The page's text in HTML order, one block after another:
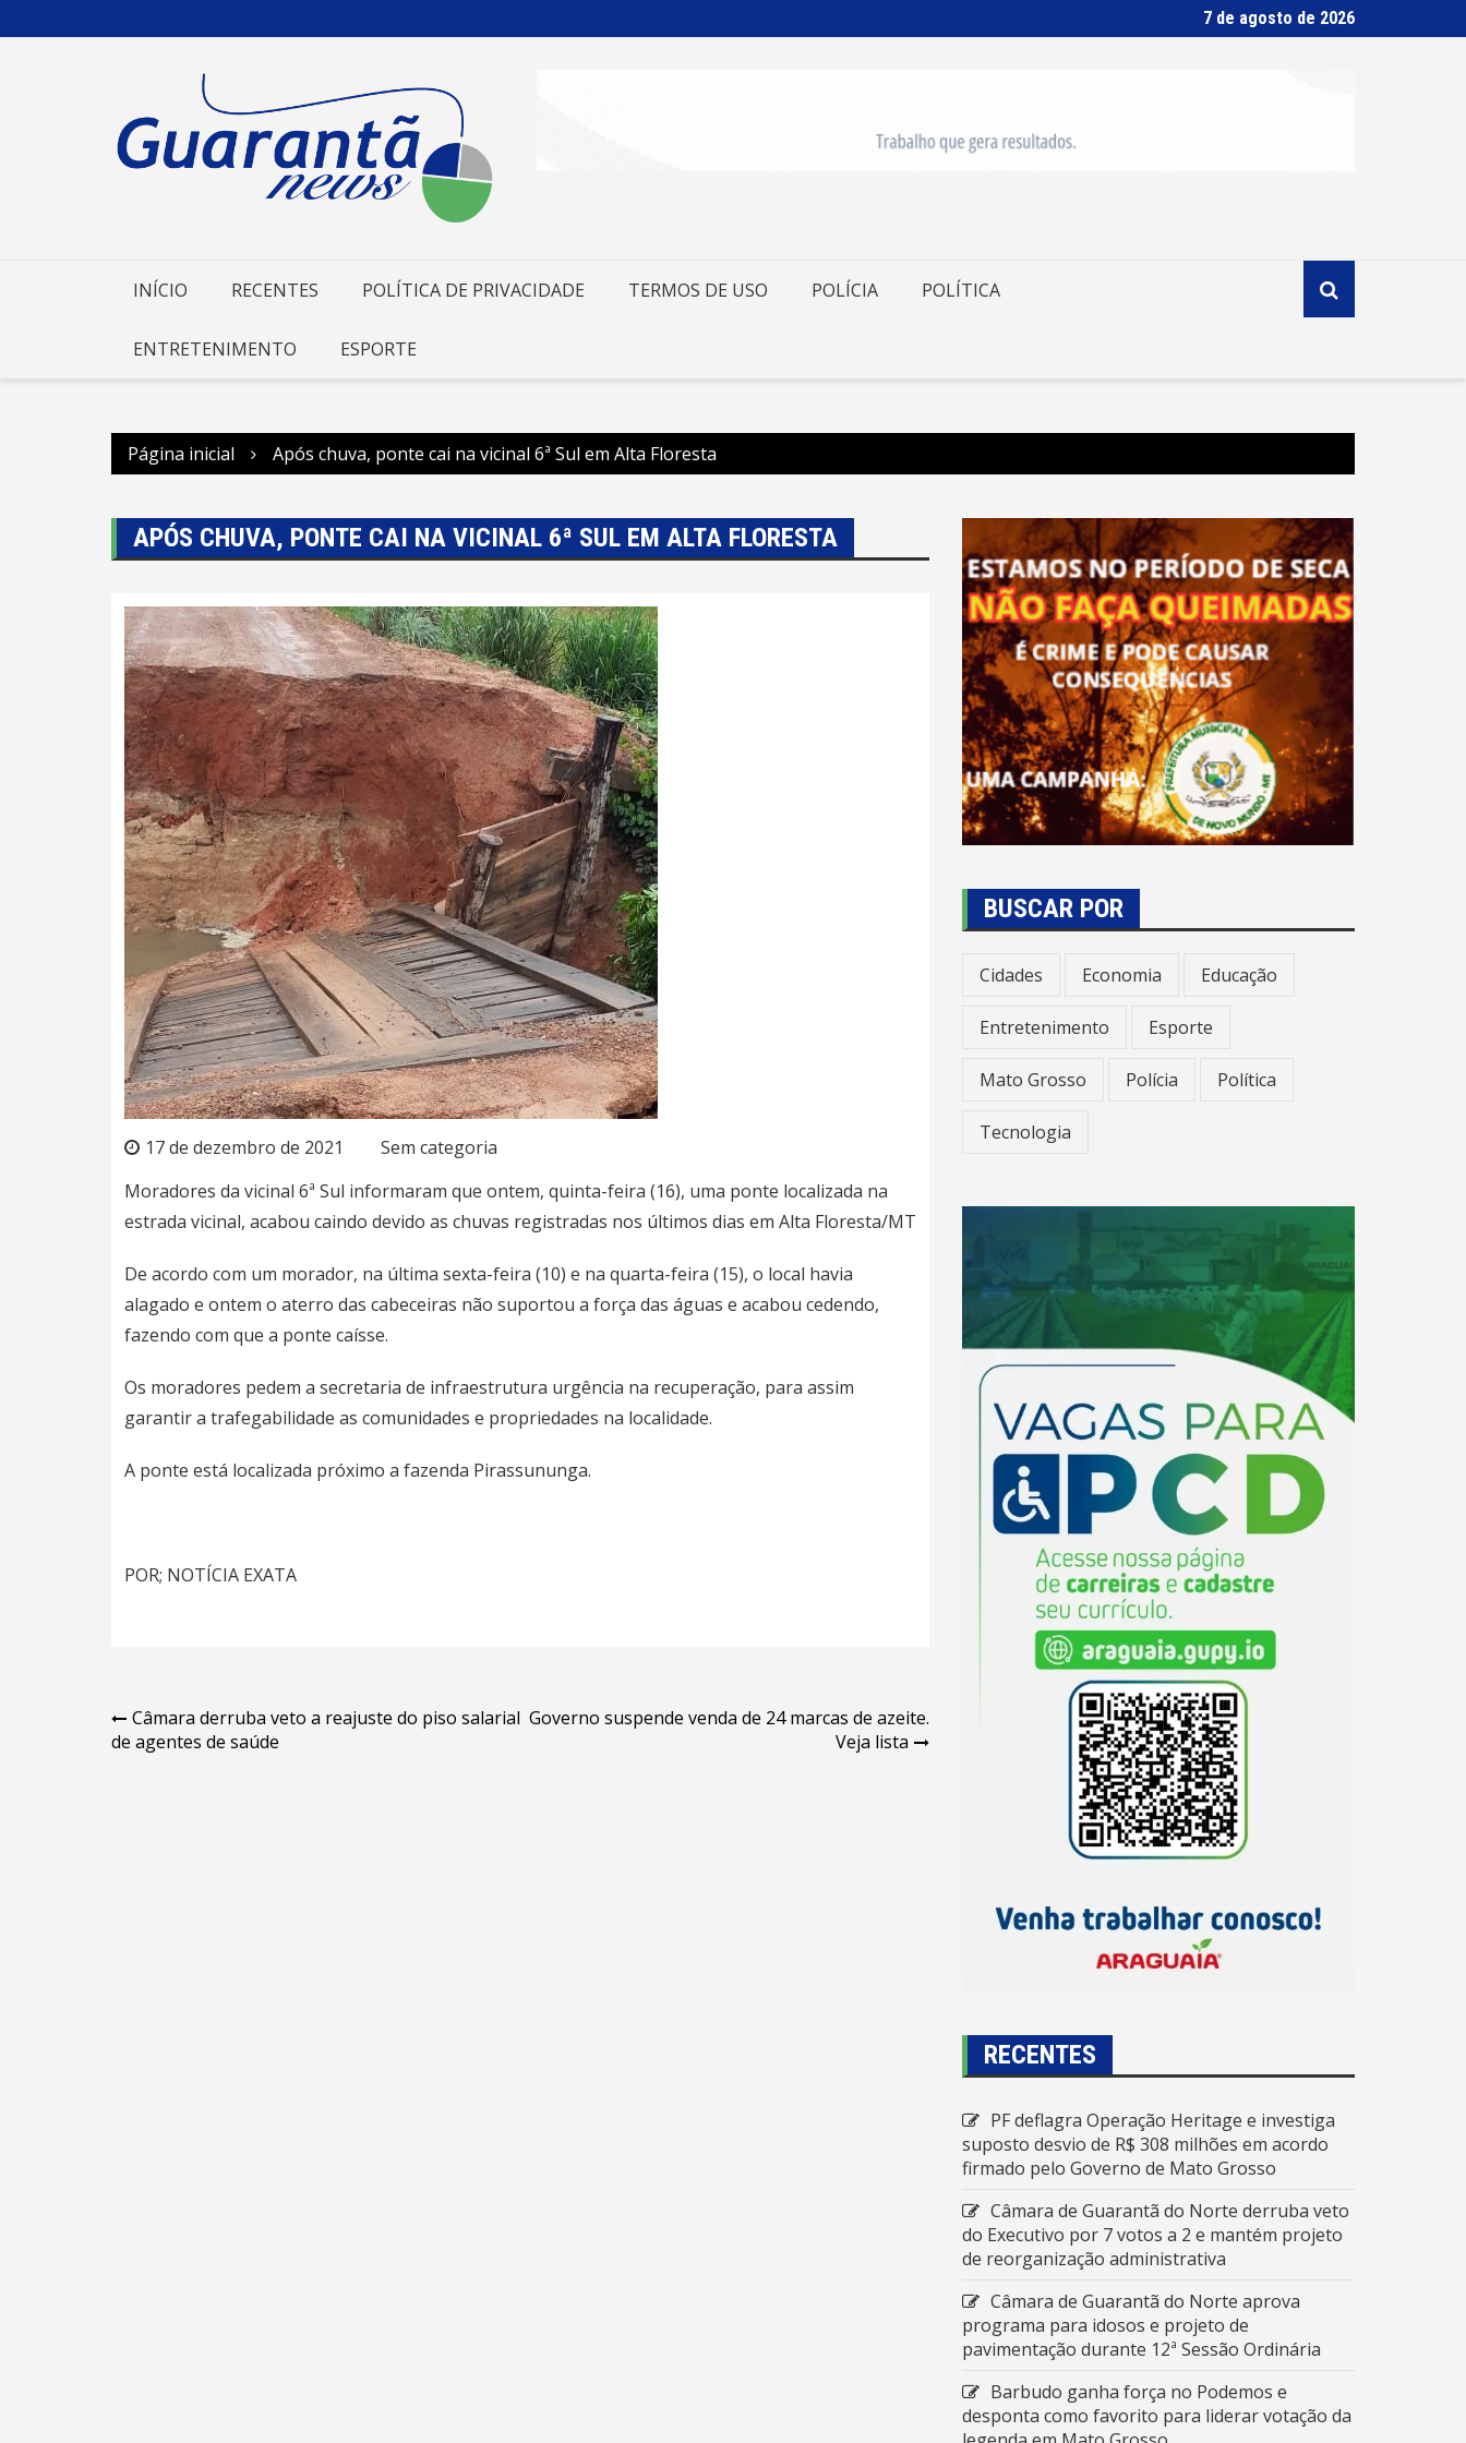
para
7 de agosto de 2026
INÍCIO RECENTES POLÍTICA DE PRIVACIDADE TERMOS DE USO POLÍCIA POLÍTICA
ENTRETENIMENTO ESPORTE
Página inicial Após chuva, ponte cai na vicinal 6ª Sul em Alta Floresta
APÓS CHUVA, PONTE CAI NA VICINAL 6ª SUL EM ALTA FLORESTA
17 de dezembro de 2021
Sem categoria
Moradores da vicinal 6ª Sul informaram que ontem, quinta-feira (16), uma ponte localizada na
estrada vicinal, acabou caindo devido as chuvas registradas nos últimos dias em Alta Floresta/MT
De acordo com um morador, na última sexta-feira (10) e na quarta-feira (15), o local havia
alagado e ontem o aterro das cabeceiras não suportou a força das águas e acabou cedendo,
fazendo com que a ponte caísse.
Os moradores pedem a secretaria de infraestrutura urgência na recuperação, para assim
garantir a trafegabilidade as comunidades e propriedades na localidade.
A ponte está localizada próximo a fazenda Pirassununga.
POR; NOTÍCIA EXATA
Navegação
de
Câmara derruba veto a reajuste do piso salarial
de agentes de saúde
Governo suspende venda de 24 marcas de azeite.
Veja lista
BUSCAR POR
Cidades Economia Educação
Entretenimento Esporte
Mato Grosso Polícia Política
Tecnologia
RECENTES
PF deflagra Operação Heritage e investiga
suposto desvio de R$ 308 milhões em acordo
firmado pelo Governo de Mato Grosso
Câmara de Guarantã do Norte derruba veto
do Executivo por 7 votos a 2 e mantém projeto
de reorganização administrativa
Câmara de Guarantã do Norte aprova
programa para idosos e projeto de
pavimentação durante 12ª Sessão Ordinária
Barbudo ganha força no Podemos e
desponta como favorito para liderar votação da